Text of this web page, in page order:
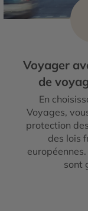
Voyager
de
En
Voyages,
protection
des lois
sont